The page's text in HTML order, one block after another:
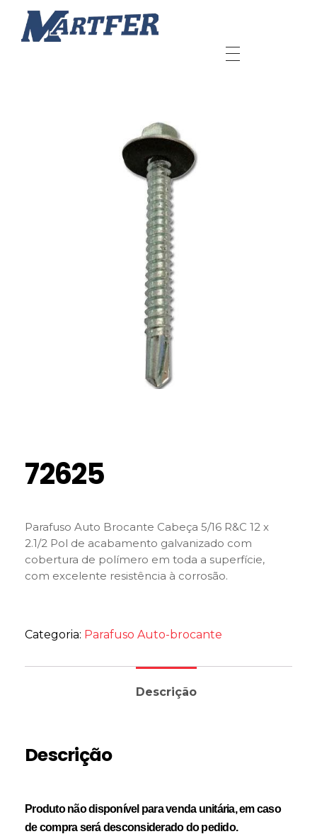
72625
Parafuso Auto Brocante Cabeça 5/16 R&C 12 x
2.1/2 Pol de acabamento galvanizado com
cobertura de polímero em toda a superfície,
com excelente resistência à corrosão.
Categoria: Parafuso Auto-brocante
Descrição
Descrição
Produto não disponível para venda unitária, em caso
de compra será desconsiderado do pedido.